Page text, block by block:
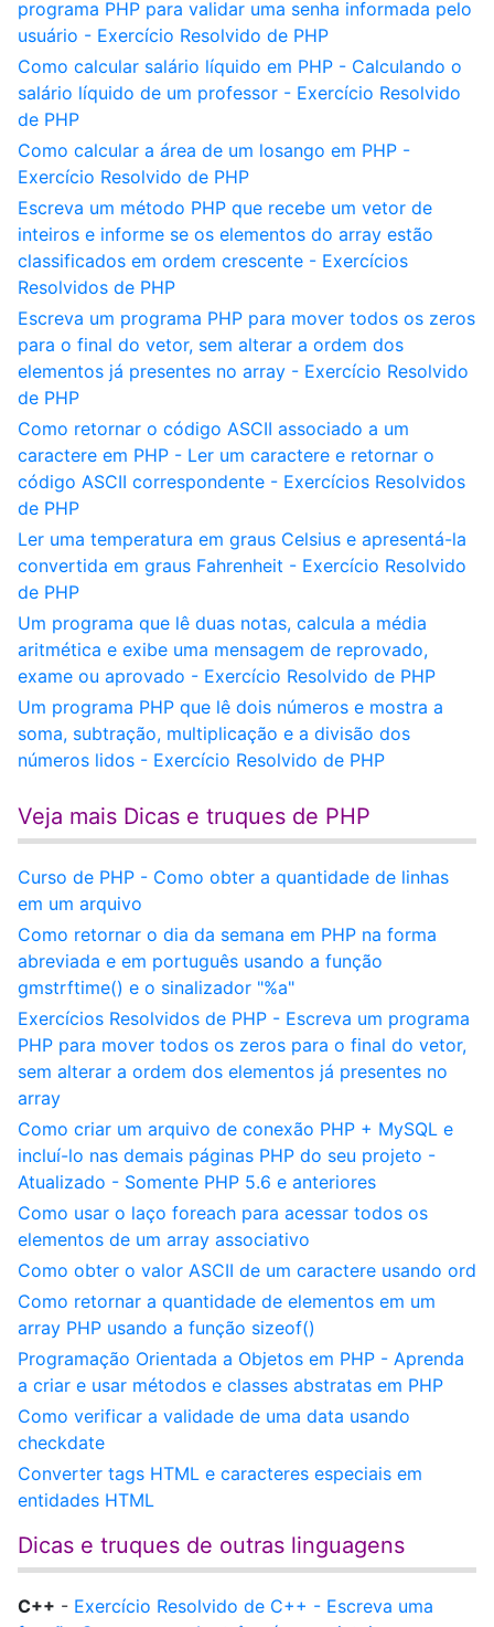
programa PHP para validar uma senha informada pelo
usuário - Exercício Resolvido de PHP
Como calcular salário líquido em PHP - Calculando o
salário líquido de um professor - Exercício Resolvido
de PHP
Como calcular a área de um losango em PHP -
Exercício Resolvido de PHP
Escreva um método PHP que recebe um vetor de
inteiros e informe se os elementos do array estão
classificados em ordem crescente - Exercícios
Resolvidos de PHP
Escreva um programa PHP para mover todos os zeros
para o final do vetor, sem alterar a ordem dos
elementos já presentes no array - Exercício Resolvido
de PHP
Como retornar o código ASCII associado a um
caractere em PHP - Ler um caractere e retornar o
código ASCII correspondente - Exercícios Resolvidos
de PHP
Ler uma temperatura em graus Celsius e apresentá-la
convertida em graus Fahrenheit - Exercício Resolvido
de PHP
Um programa que lê duas notas, calcula a média
aritmética e exibe uma mensagem de reprovado,
exame ou aprovado - Exercício Resolvido de PHP
Um programa PHP que lê dois números e mostra a
soma, subtração, multiplicação e a divisão dos
números lidos - Exercício Resolvido de PHP
Veja mais Dicas e truques de PHP
Curso de PHP - Como obter a quantidade de linhas
em um arquivo
Como retornar o dia da semana em PHP na forma
abreviada e em português usando a função
gmstrftime() e o sinalizador "%a"
Exercícios Resolvidos de PHP - Escreva um programa
PHP para mover todos os zeros para o final do vetor,
sem alterar a ordem dos elementos já presentes no
array
Como criar um arquivo de conexão PHP + MySQL e
incluí-lo nas demais páginas PHP do seu projeto -
Atualizado - Somente PHP 5.6 e anteriores
Como usar o laço foreach para acessar todos os
elementos de um array associativo
Como obter o valor ASCII de um caractere usando ord
Como retornar a quantidade de elementos em um
array PHP usando a função sizeof()
Programação Orientada a Objetos em PHP - Aprenda
a criar e usar métodos e classes abstratas em PHP
Como verificar a validade de uma data usando
checkdate
Converter tags HTML e caracteres especiais em
entidades HTML
Dicas e truques de outras linguagens
C++ - Exercício Resolvido de C++ - Escreva uma